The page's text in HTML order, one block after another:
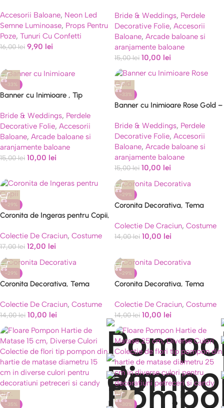
Accesorii Baloane, Neon Led
Semne Luminoase, Props Pentru
Poze, Tunuri Cu Confetti
16,00lei 9,90 lei
de Ata Inclusa
Bride & Weddings, Perdele
Decorative Folie, Accesorii
Baloane, Arcade baloane si
aranjamente baloane
15,00lei 10,00 lei
-33%
Banner cu Inimioare , Tip
Inclusa, Auriu/Alb
Bride & Weddings, Perdele
Decorative Folie, Accesorii
Baloane, Arcade baloane si
aranjamente baloane
15,00lei 10,00 lei
-33%
Banner cu Inimioare Rose Gold –
Efect Oglindă și Glitter
Bride & Weddings, Perdele
Decorative Folie, Accesorii
Baloane, Arcade baloane si
aranjamente baloane
15,00lei 10,00 lei
-29%
Coronita de Ingeras pentru Copii,
Universala, Alb
Colectie De Craciun, Costume
17,00lei 12,00 lei
-29%
Coronita Decorativa, Tema
Coarne de Reni, Marime
Universala, Verde/Rosu
Colectie De Craciun, Costume
14,00lei 10,00 lei
-29%
Coronita Decorativa, Tema
de Zapada, Marime Universala,
Rosu/Alb
Colectie De Craciun, Costume
14,00lei 10,00 lei
-29%
Coronita Decorativa, Tema
Marime Universala
Colectie De Craciun, Costume
14,00lei 10,00 lei
-35% -30%